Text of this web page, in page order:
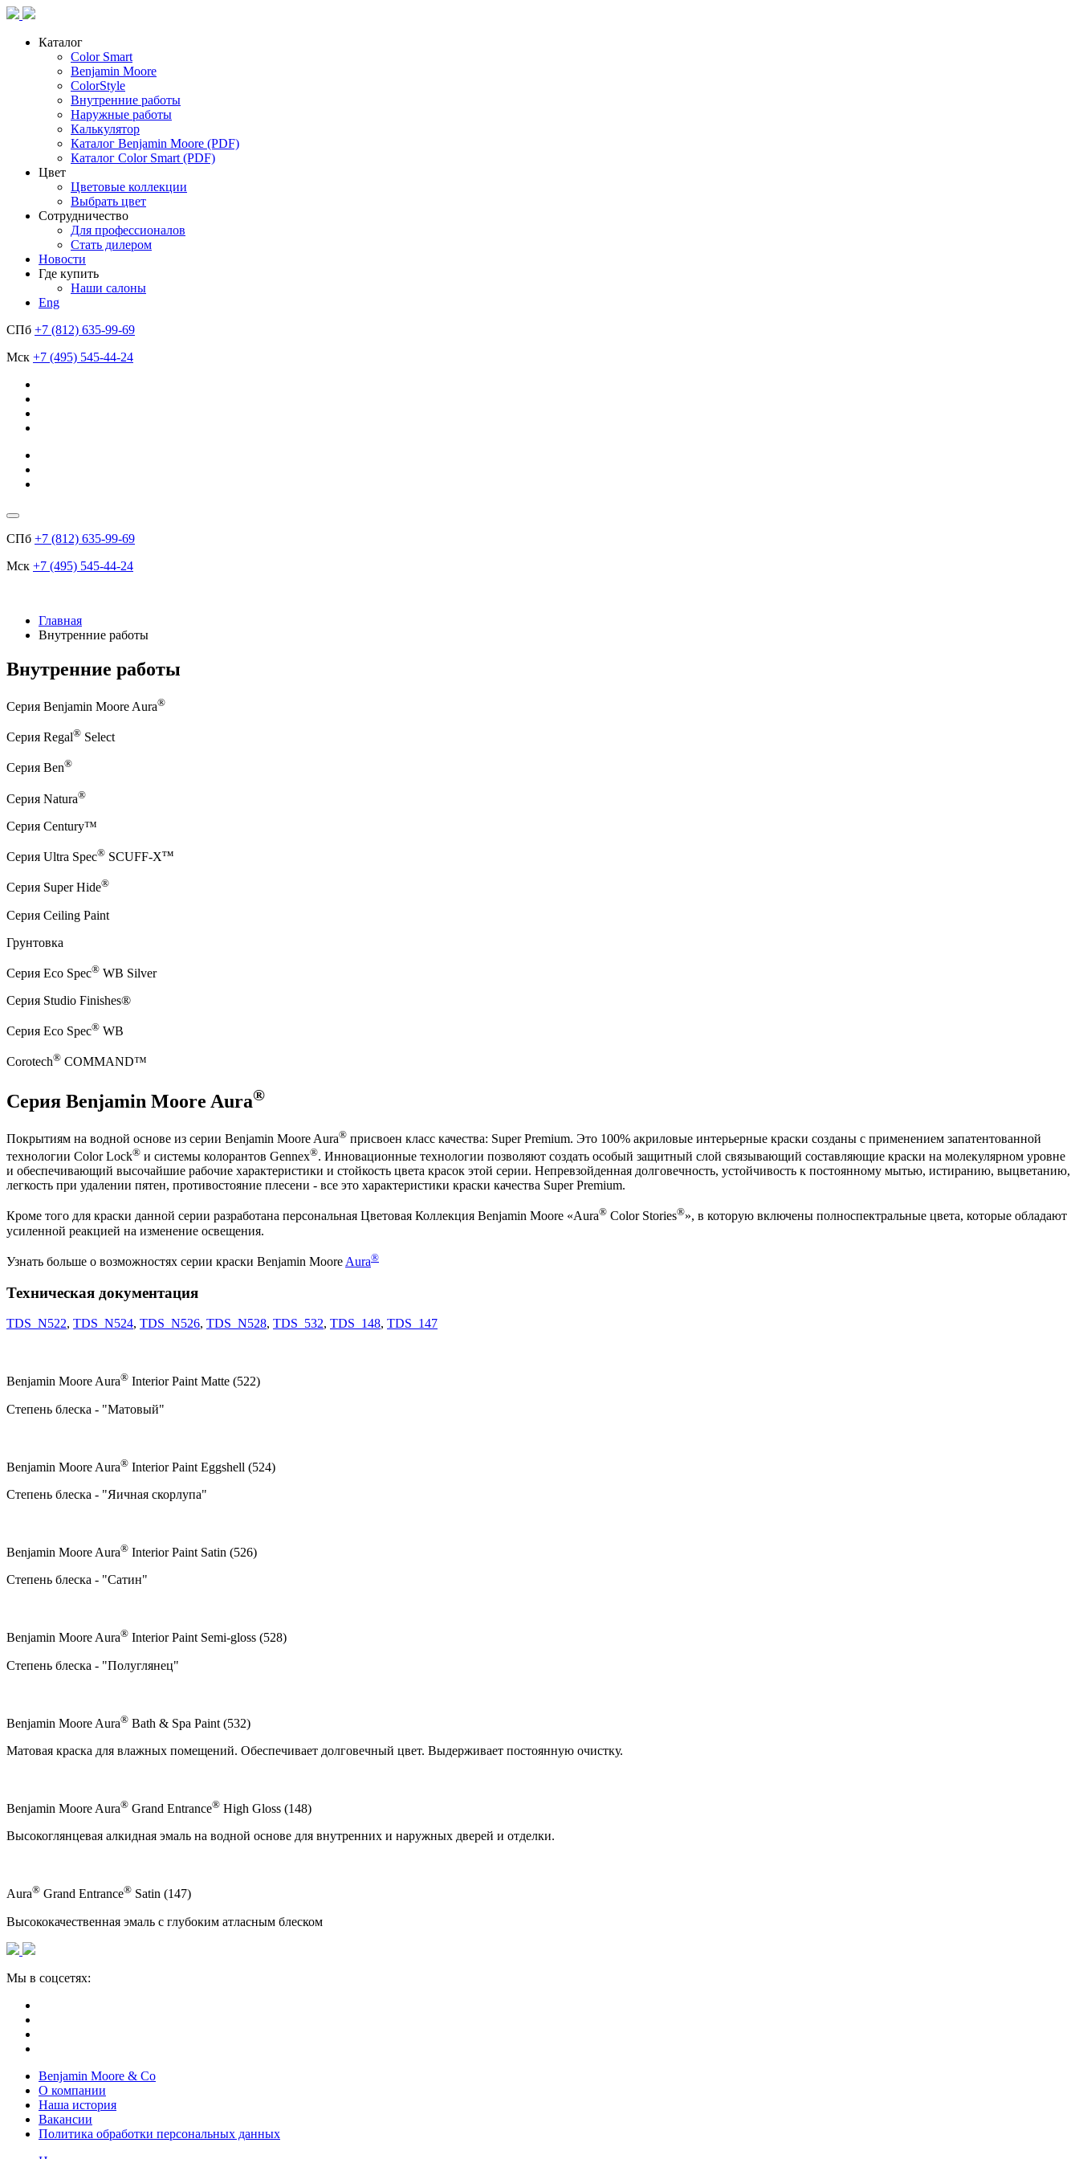
Каталог
Color Smart
Benjamin Moore
ColorStyle
Внутренние работы
Наружные работы
Калькулятор
Каталог Benjamin Moore (PDF)
Каталог Color Smart (PDF)
Цвет
Цветовые коллекции
Выбрать цвет
Сотрудничество
Для профессионалов
Стать дилером
Новости
Где купить
Наши салоны
Eng
СПб +7 (812) 635-99-69
Мск +7 (495) 545-44-24
СПб +7 (812) 635-99-69
Мск +7 (495) 545-44-24
Главная
Внутренние работы
Внутренние работы
Серия Benjamin Moore Aura®
Серия Regal® Select
Серия Ben®
Серия Natura®
Серия Century™
Серия Ultra Spec® SCUFF-Xтм
Серия Super Hide®
Серия Ceiling Paint
Грунтовка
Серия Eco Spec® WB Silver
Серия Studio Finishes®
Серия Eco Spec® WB
Corotech® COMMAND™
Серия Benjamin Moore Aura®
Покрытиям на водной основе из серии Benjamin Moore Aura® присвоен класс качества: Super Premium. Это 100% акриловые интерьерные краски созданы с применением запатентованной
технологии Color Lock® и системы колорантов Gennex®. Инновационные технологии позволяют создать особый защитный слой связывающий составляющие краски на молекулярном уровне
и обеспечивающий высочайшие рабочие характеристики и стойкость цвета красок этой серии. Непревзойденная долговечность, устойчивость к постоянному мытью, истиранию, выцветанию,
легкость при удалении пятен, противостояние плесени - все это характеристики краски качества Super Premium.
Кроме того для краски данной серии разработана персональная Цветовая Коллекция Benjamin Moore «Aura® Color Stories®», в которую включены полноспектральные цвета, которые обладают
усиленной реакцией на изменение освещения.
Узнать больше о возможностях серии краски Benjamin Moore Aura®
Техническая документация
TDS_N522, TDS_N524, TDS_N526, TDS_N528, TDS_532, TDS_148, TDS_147
Benjamin Moore Aura® Interior Paint Matte (522)
Степень блеска - "Матовый"
Benjamin Moore Aura® Interior Paint Eggshell (524)
Степень блеска - "Яичная скорлупа"
Benjamin Moore Aura® Interior Paint Satin (526)
Степень блеска - "Сатин"
Benjamin Moore Aura® Interior Paint Semi-gloss (528)
Степень блеска - "Полуглянец"
Benjamin Moore Aura® Bath & Spa Paint (532)
Матовая краска для влажных помещений. Обеспечивает долговечный цвет. Выдерживает постоянную очистку.
Benjamin Moore Aura® Grand Entrance® High Gloss (148)
Высокоглянцевая алкидная эмаль на водной основе для внутренних и наружных дверей и отделки.
Aura® Grand Entrance® Satin (147)
Высококачественная эмаль с глубоким атласным блеском
Мы в соцсетях:
Benjamin Moore & Co
О компании
Наша история
Вакансии
Политика обработки персональных данных